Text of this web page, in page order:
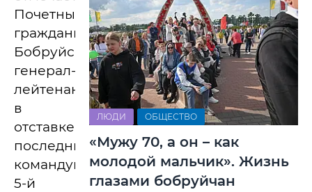
Почетный
гражданин
Бобруйска,
генерал-
лейтенант
в
отставке,
последний
командующий
5-й
ЛЮДИ ОБЩЕСТВО
«Мужу 70, а он – как
молодой мальчик». Жизнь
глазами бобруйчан